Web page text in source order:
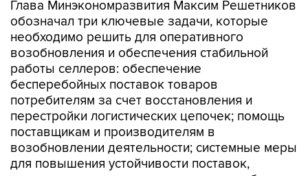
необходимо решить для оперативного
возобновления и обеспечения стабильной
работы селлеров: обеспечение
бесперебойных поставок товаров
потребителям за счет восстановления и
перестройки логистических цепочек; помощь
поставщикам и производителям в
возобновлении деятельности; системные меры
для повышения устойчивости поставок,
увеличения товарных запасов, роста гибкости
и оперативности доставки.